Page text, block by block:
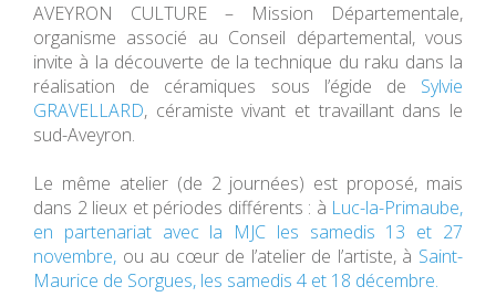
AVEYRON CULTURE – Mission Départementale,
organisme associé au Conseil départemental, vous
invite à la découverte de la technique du raku dans la
réalisation de céramiques sous l’égide de Sylvie
GRAVELLARD, céramiste vivant et travaillant dans le
sud-Aveyron.
Le même atelier (de 2 journées) est proposé, mais
dans 2 lieux et périodes différents : à Luc-la-Primaube,
en partenariat avec la MJC les samedis 13 et 27
novembre, ou au cœur de l’atelier de l’artiste, à Saint-
Maurice de Sorgues, les samedis 4 et 18 décembre.